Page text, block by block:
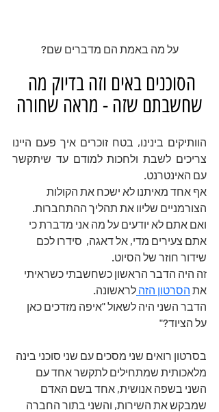
על מה באמת הם מדברים שם?
הסוכנים באים וזה בדיוק מה
שחשבתם שזה - מראה שחורה
עם האינטרנט.
אף אחד מאיתנו לא ישכח את הקולות
הצורמניים שליוו את תהליך ההתחברות.
ואם אתם לא יודעים על מה אני מדברת כי
אתם צעירים מדי, אל דאגה,  סידרו לכם
שידור חוזר של הסיוט.
זה היה הדבר הראשון כשחשבתי כשראיתי
את הסרטון הזה לראשונה.
הדבר השני היה לשאול "איפה מזדכים כאן
על הציוד?"
בסרטון רואים שני מסכים עם שני סוכני בינה
מלאכותית שמתחילים לתקשר אחד עם
השני בשפה אנושית, אחד בשם האדם
שמבקש את השירות, והשני בתור החברה